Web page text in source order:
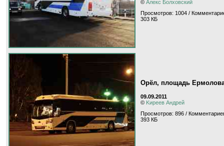
© Алекс Болховский
Просмотров: 1004 /
303 КБ
Орёл, площадь
09.09.2011
© Kиpeeв Aндpeй
Просмотров: 896 /
393 КБ